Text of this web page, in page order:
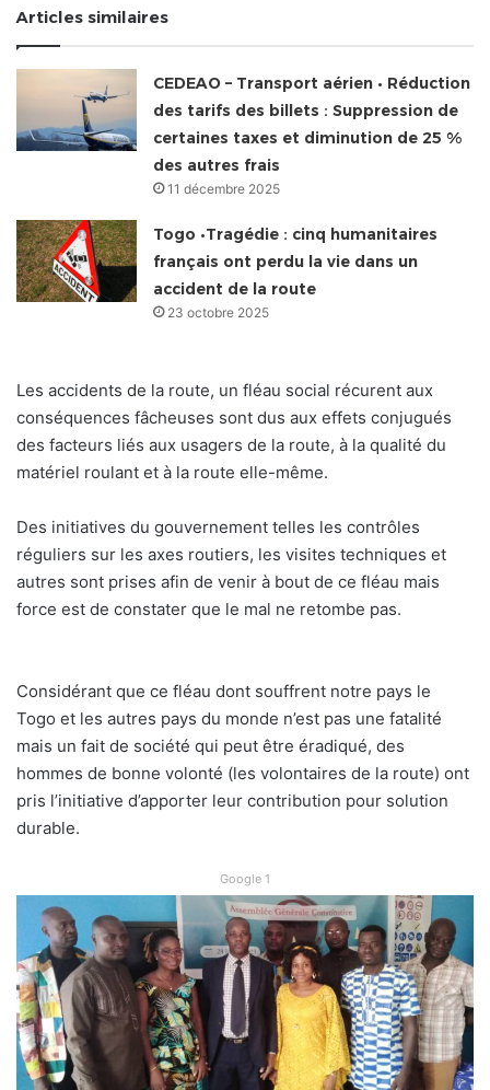
Articles similaires
CEDEAO – Transport aérien • Réduction
des tarifs des billets : Suppression de
certaines taxes et diminution de 25 %
des autres frais
11 décembre 2025
Togo •Tragédie : cinq humanitaires
français ont perdu la vie dans un
accident de la route
23 octobre 2025
Les accidents de la route, un fléau social récurent aux
conséquences fâcheuses sont dus aux effets conjugués
des facteurs liés aux usagers de la route, à la qualité du
matériel roulant et à la route elle-même.
Des initiatives du gouvernement telles les contrôles
réguliers sur les axes routiers, les visites techniques et
autres sont prises afin de venir à bout de ce fléau mais
force est de constater que le mal ne retombe pas.
Considérant que ce fléau dont souffrent notre pays le
Togo et les autres pays du monde n’est pas une fatalité
mais un fait de société qui peut être éradiqué, des
hommes de bonne volonté (les volontaires de la route) ont
pris l’initiative d’apporter leur contribution pour solution
durable.
Google 1